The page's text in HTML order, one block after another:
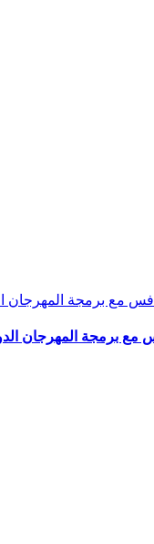
مع برمجة المهرجان